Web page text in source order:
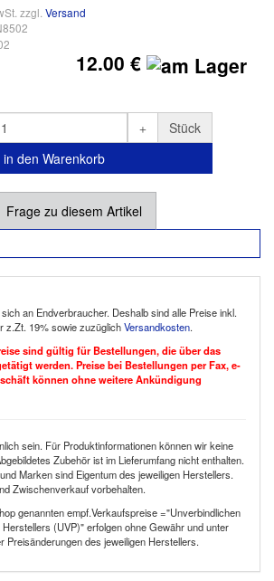
zzgl. Versand
12.00 €
Stück
in den Warenkorb
Frage zu diesem Artikel
an Endverbraucher. Deshalb sind alle Preise inkl.
z.Zt. 19% sowie zuzüglichVersandkosten.
sind gültig für Bestellungen, die über das
werden. Preise bei Bestellungen per Fax, e-
können ohne weitere Ankündigung
sein. Für Produktinformationen können wir keine
Zubehör ist im Lieferumfang nicht enthalten.
Marken sind Eigentum des jeweiligen Herstellers.
Zwischenverkauf vorbehalten.
genannten empf.Verkaufspreise ="Unverbindlichen
(UVP)" erfolgen ohne Gewähr und unter
Preisänderungen des jeweiligen Herstellers.